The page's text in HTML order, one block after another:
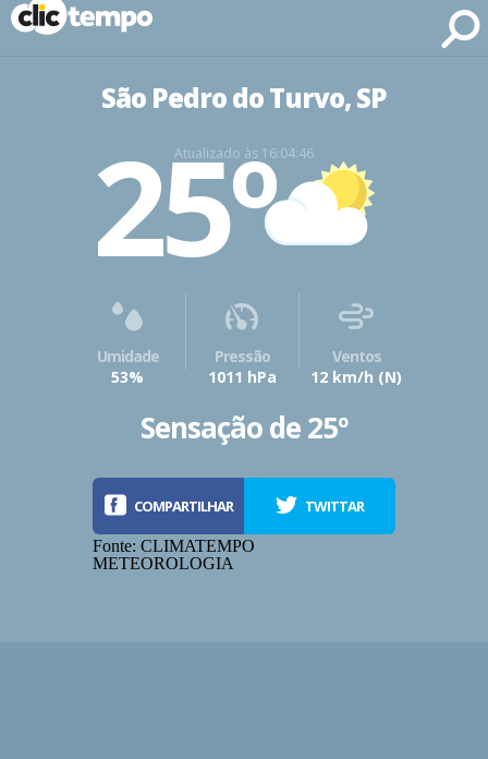
São Pedro do Turvo, SP
Fonte: CLIMATEMPO METEOROLOGIA
Atualizado às 16:04:46
25º
Umidade
53%
Pressão
1011 hPa
Ventos
12 km/h (N)
Sensação de 25º
COMPARTILHAR TWITTAR
Fonte: CLIMATEMPO
METEOROLOGIA